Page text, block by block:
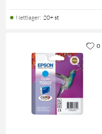
Nettlager: 20+ st
0